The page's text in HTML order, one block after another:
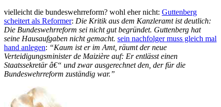
vielleicht die bundeswehrreform? wohl eher nicht: Guttenberg
scheitert als Reformer: Die Kritik aus dem Kanzleramt ist deutlich:
Die Bundeswehrreform sei nicht gut begründet. Guttenberg hat
seine Hausaufgaben nicht gemacht. sein nachfolger muss gleich mal
hand anlegen: “Kaum ist er im Amt, räumt der neue
Verteidigungsminister de Maizière auf: Er entlässt einen
Staatssekretär â€“ und zwar ausgerechnet den, der für die
Bundeswehrreform zuständig war.”